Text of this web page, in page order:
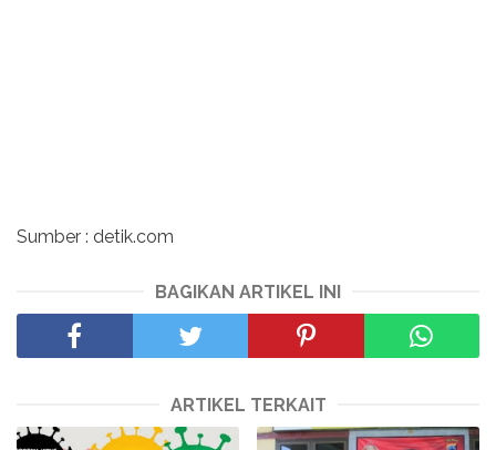
Sumber : detik.com
BAGIKAN ARTIKEL INI
ARTIKEL TERKAIT